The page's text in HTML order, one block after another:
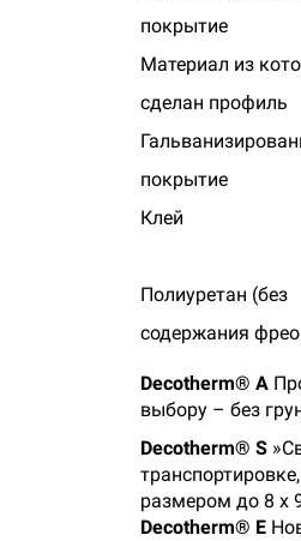
покрытие
Материал из
сделан профиль
покрытие
Клей
Полиуретан (без
содержания
Decotherm® A
выбору – без
Decotherm® S
размером до 8 x
Decotherm® E